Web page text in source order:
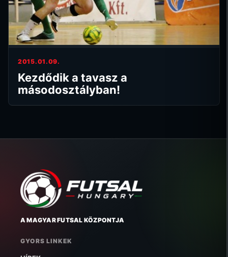
2015.01.09.
Kezdődik a tavasz a
másodosztályban!
A MAGYAR FUTSAL KÖZPONTJA
GYORS LINKEK